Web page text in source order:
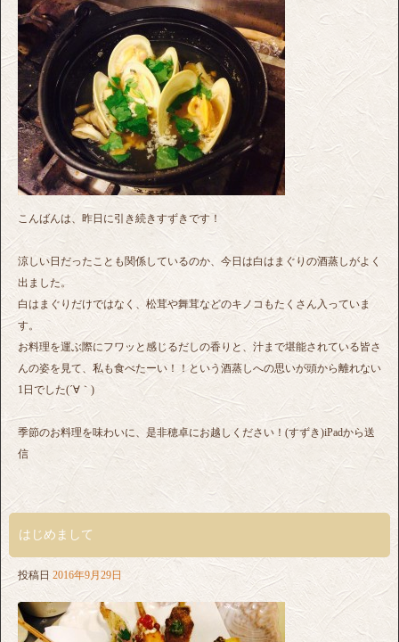
こんばんは、昨日に引き続きすずきです！
涼しい日だったことも関係しているのか、今日は白はまぐりの酒蒸しがよく
出ました。
白はまぐりだけではなく、松茸や舞茸などのキノコもたくさん入っていま
す。
お料理を運ぶ際にフワッと感じるだしの香りと、汁まで堪能されている皆さ
んの姿を見て、私も食べたーい！！という酒蒸しへの思いが頭から離れない
1日でした(´∀｀)
季節のお料理を味わいに、是非穂卓にお越しください！(すずき)iPadから送
信
はじめまして
投稿日 2016年9月29日